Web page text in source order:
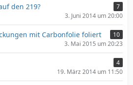
den 219?
7
3. Juni 2014 um 20:00
mit Carbonfolie foliert
10
3. Mai 2015 um 20:23
4
19. März 2014 um 11:50